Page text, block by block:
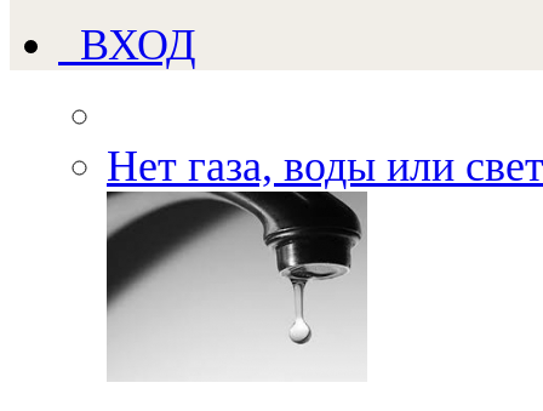
ВХОД
Нет газа, воды или